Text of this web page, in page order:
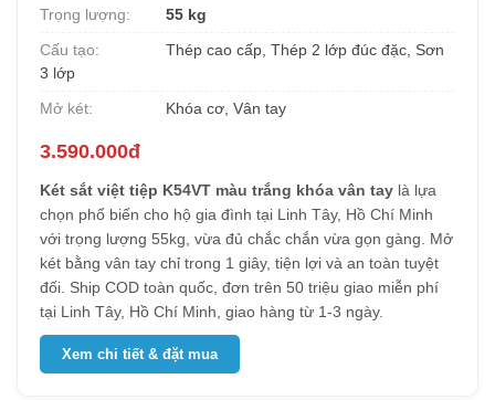
Trọng lượng:
55 kg
Cấu tạo:
Thép cao cấp, Thép 2 lớp đúc đặc, Sơn
3 lớp
Mở két:
Khóa cơ, Vân tay
3.590.000đ
Két sắt việt tiệp K54VT màu trắng khóa vân tay là lựa
chọn phổ biến cho hộ gia đình tại Linh Tây, Hồ Chí Minh
với trọng lượng 55kg, vừa đủ chắc chắn vừa gọn gàng. Mở
két bằng vân tay chỉ trong 1 giây, tiện lợi và an toàn tuyệt
đối. Ship COD toàn quốc, đơn trên 50 triệu giao miễn phí
tại Linh Tây, Hồ Chí Minh, giao hàng từ 1-3 ngày.
Xem chi tiết & đặt mua